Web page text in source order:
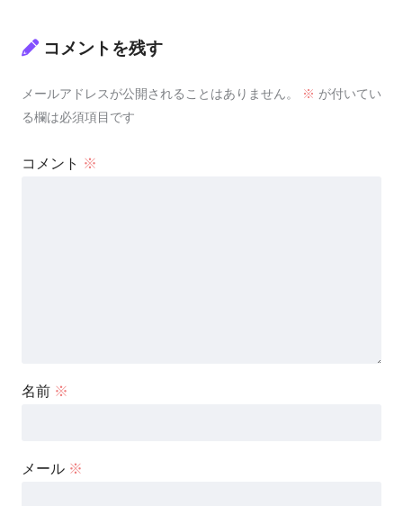
コメントを残す
メールアドレスが公開されることはありません。 ※ が付いてい
る欄は必須項目です
コメント ※
名前 ※
メール ※